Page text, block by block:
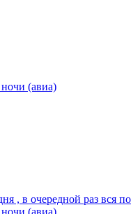
, в очередной раз вся